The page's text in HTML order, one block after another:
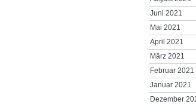
Juni 2021
Mai 2021
April 2021
März 2021
Februar 2021
Januar 2021
Dezember